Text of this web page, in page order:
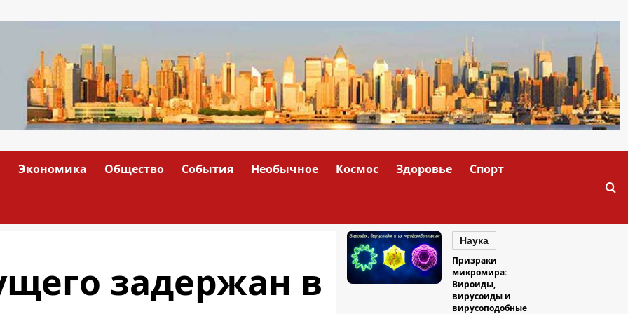
Экономика Общество События Необычное Космос Здоровье Спорт
задержан в
Наука
Призраки
микромира:
Вироиды,
вирусоиды и
вирусоподобные